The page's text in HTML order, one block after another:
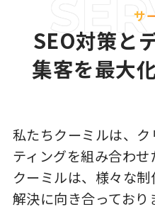
サ
SEO対策と
集客を最大
私たちクーミルは、
ティングを組み合わせ
クーミルは、様々な
解決に向き合っており